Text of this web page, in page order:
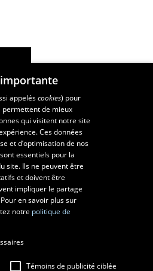
du territoire et de développement
et développement
appeléscookies) pour
permettent de mieux
qui visitent notre site
Ces données
et d’optimisation de nos
essentiels pour la
site. Ils ne peuvent être
et doivent être
impliquer le partage
en savoir plus sur
notre politique de
Témoins de publicité ciblée